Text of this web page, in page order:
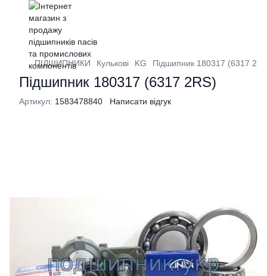
ПІДШИПНИКИ Кулькові KG Підшипник 180317 (6317
Підшипник 180317 (6317 2RS)
Артикул: 1583478840 Написати відгук